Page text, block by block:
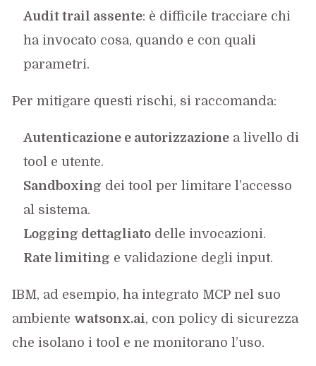
Audit trail assente: è difficile tracciare chi
ha invocato cosa, quando e con quali
parametri.
Per mitigare questi rischi, si raccomanda:
Autenticazione e autorizzazione a livello di
tool e utente.
Sandboxing dei tool per limitare l’accesso
al sistema.
Logging dettagliato delle invocazioni.
Rate limiting e validazione degli input.
IBM, ad esempio, ha integrato MCP nel suo
ambiente watsonx.ai, con policy di sicurezza
che isolano i tool e ne monitorano l’uso.